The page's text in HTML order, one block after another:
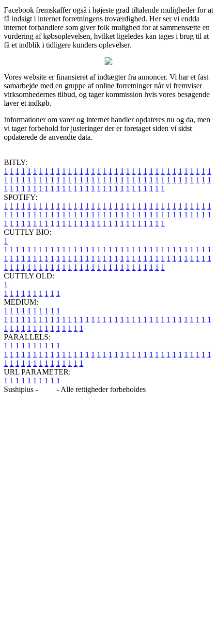
Facebook fremskaffer også i højeste grad tiltalende muligheder for at
få indsigt i internet forretningens troværdighed. Her ser vi endda
internet forhandlere som giver folk mulighed for at sammensætte en
vurdering af købsoplevelsen, hvilket ligeledes kan tages i brug til at
få et indblik i tidligere kunders oplevelser.
Vores website er finansieret af indtægter fra annoncer. Vi har et fast
samarbejde med en gruppe af online forretninger når vi fremviser
virksomhedernes tilbud, og tager kommission hvis vores besøgende
laver et indkøb.
Informationer om varer og internet handler opdateres nu og da, men
vi tager forbehold for justeringer der er foretaget siden vi sidst
opdaterede de anvendte data.
BITLY:
1 1 1 1 1 1 1 1 1 1 1 1 1 1 1 1 1 1 1 1 1 1 1 1 1 1 1 1 1 1 1 1 1 1 1 1
1 1 1 1 1 1 1 1 1 1 1 1 1 1 1 1 1 1 1 1 1 1 1 1 1 1 1 1 1 1 1 1 1 1 1 1
1 1 1 1 1 1 1 1 1 1 1 1 1 1 1 1 1 1 1 1 1 1 1 1 1 1 1 1
SPOTIFY:
1 1 1 1 1 1 1 1 1 1 1 1 1 1 1 1 1 1 1 1 1 1 1 1 1 1 1 1 1 1 1 1 1 1 1 1
1 1 1 1 1 1 1 1 1 1 1 1 1 1 1 1 1 1 1 1 1 1 1 1 1 1 1 1 1 1 1 1 1 1 1 1
1 1 1 1 1 1 1 1 1 1 1 1 1 1 1 1 1 1 1 1 1 1 1 1 1 1 1 1
CUTTLY BIO:
1
1 1 1 1 1 1 1 1 1 1 1 1 1 1 1 1 1 1 1 1 1 1 1 1 1 1 1 1 1 1 1 1 1 1 1 1
1 1 1 1 1 1 1 1 1 1 1 1 1 1 1 1 1 1 1 1 1 1 1 1 1 1 1 1 1 1 1 1 1 1 1 1
1 1 1 1 1 1 1 1 1 1 1 1 1 1 1 1 1 1 1 1 1 1 1 1 1 1 1 1
CUTTLY OLD:
1
1 1 1 1 1 1 1 1 1 1
MEDIUM:
1 1 1 1 1 1 1 1 1 1
1 1 1 1 1 1 1 1 1 1 1 1 1 1 1 1 1 1 1 1 1 1 1 1 1 1 1 1 1 1 1 1 1 1 1 1
1 1 1 1 1 1 1 1 1 1 1 1 1 1
PARALLELS:
1 1 1 1 1 1 1 1 1 1
1 1 1 1 1 1 1 1 1 1 1 1 1 1 1 1 1 1 1 1 1 1 1 1 1 1 1 1 1 1 1 1 1 1 1 1
1 1 1 1 1 1 1 1 1 1 1 1 1 1
URL PARAMETER:
1 1 1 1 1 1 1 1 1 1
Sushiplus -
- Alle rettigheder forbeholdes